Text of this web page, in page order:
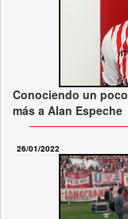
Conociendo un poco
más a Alan Espeche
26/01/2022